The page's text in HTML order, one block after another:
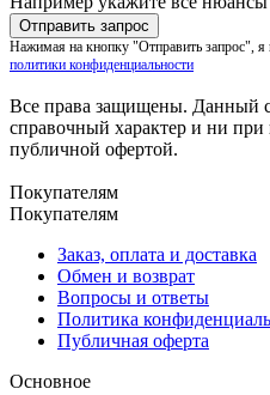
Нажимая на кнопку "Отправить запрос",
политики конфиденциальности
Все права защищены. Данный
справочный характер и ни при
публичной офертой.
Покупателям
Покупателям
Заказ, оплата и доставка
Обмен и возврат
Вопросы и ответы
Политика
Публичная оферта
Основное